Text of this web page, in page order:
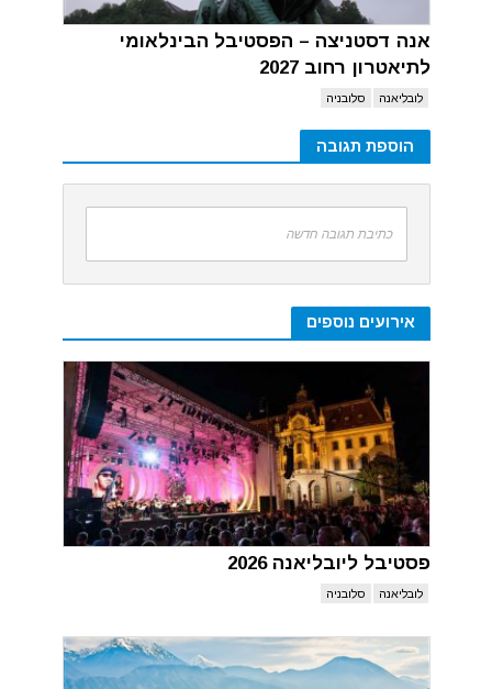
אנה דסטניצה – הפסטיבל הבינלאומי
לתיאטרון רחוב 2027
לובליאנה סלובניה
הוספת תגובה
כתיבת תגובה חדשה
אירועים נוספים
פסטיבל ליובליאנה 2026
לובליאנה סלובניה